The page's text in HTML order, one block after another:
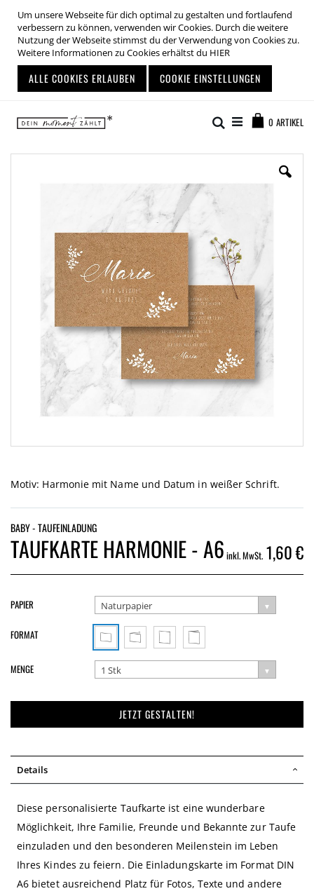
Um unsere Webseite für dich optimal zu gestalten und fortlaufend
verbessern zu können, verwenden wir Cookies. Durch die weitere
Nutzung der Webseite stimmst du der Verwendung von Cookies zu.
Weitere Informationen zu Cookies erhältst du HIER
ALLE COOKIES ERLAUBEN COOKIE EINSTELLUNGEN
Inhalt
springen
0 ARTIKEL
Suche
der
Bildgalerie
Motiv: Harmonie mit Name und Datum in weißer Schrift.
BABY - TAUFEINLADUNG
TAUFKARTE HARMONIE - A6 inkl. MwSt. 1,60 €
MENGE 1 Stk
PAPIER Naturpapier
FORMAT
JETZT GESTALTEN!
Details
Diese personalisierte Taufkarte ist eine wunderbare
Möglichkeit, Ihre Familie, Freunde und Bekannte zur Taufe
einzuladen und den besonderen Meilenstein im Leben
Ihres Kindes zu feiern. Die Einladungskarte im Format DIN
A6 bietet ausreichend Platz für Fotos, Texte und andere